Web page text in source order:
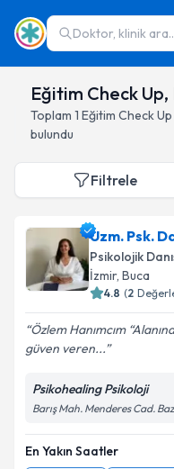
Doktor, klinik
Eğitim Check
Toplam 1 Eğitim Check Up
bulundu
Filtrele
Uzm. Psk.
Psikolojik
İzmir, Buca
4.8 (2
Özlem Hanımcım
güven veren...
Psikohealing Psikoloji
Barış Mah. Menderes Cad.
En Yakın Saatler